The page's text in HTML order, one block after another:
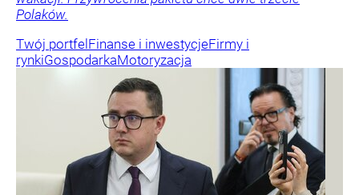
Polaków.
Twój portfelFinanse i inwestycjeFirmy i
rynkiGospodarkaMotoryzacja